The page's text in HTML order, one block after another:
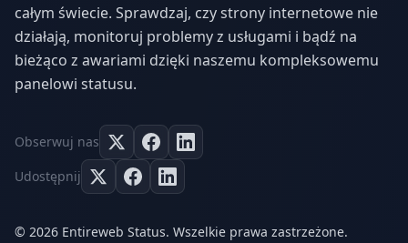
całym świecie. Sprawdzaj, czy strony internetowe nie
działają, monitoruj problemy z usługami i bądź na
bieżąco z awariami dzięki naszemu kompleksowemu
panelowi statusu.
Obserwuj nas
Udostępnij
© 2026 Entireweb Status. Wszelkie prawa zastrzeżone.